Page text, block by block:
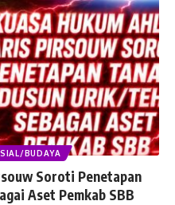
BUDAYA
Soroti Penetapan
Aset Pemkab SBB